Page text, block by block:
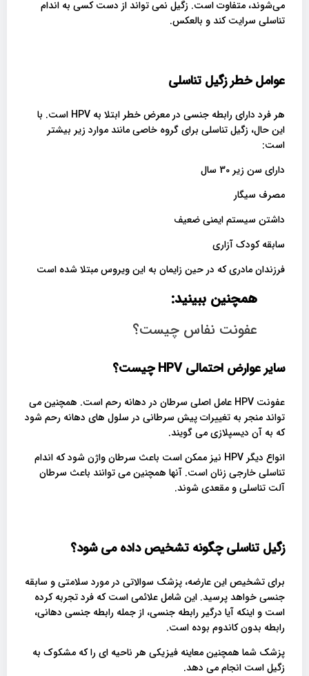
می‌شوند، متفاوت است. زگیل نمی تواند از دست کسی به اندام
تناسلی سرایت کند و بالعکس.
عوامل خطر زگیل تناسلی
هر فرد دارای رابطه جنسی در معرض خطر ابتلا به HPV است. با
این حال، زگیل تناسلی برای گروه خاصی مانند موارد زیر بیشتر
است:
دارای سن زیر 30 سال
مصرف سیگار
داشتن سیستم ایمنی ضعیف
سابقه کودک آزاری
فرزندان مادری که در حین زایمان به این ویروس مبتلا شده است
همچنین ببینید:
عفونت نفاس چیست؟
سایر عوارض احتمالیHPV چیست؟
عفونت HPV عامل اصلی سرطان در دهانه رحم است. همچنین می
تواند منجر به تغییرات پیش سرطانی در سلول های دهانه رحم شود
که به آن دیسپلازی می گویند.
انواع دیگر HPV نیز ممکن است باعث سرطان واژن شود که اندام
تناسلی خارجی زنان است. آنها همچنین می توانند باعث سرطان
آلت تناسلی و مقعدی شوند.
زگیل تناسلی چگونه تشخیص داده می شود؟
برای تشخیص این عارضه، پزشک سوالاتی در مورد سلامتی و سابقه
جنسی خواهد پرسید. این شامل علائمی است که فرد تجربه کرده
است و اینکه آیا درگیر رابطه جنسی، از جمله رابطه جنسی دهانی،
رابطه بدون کاندوم بوده است.
پزشک شما همچنین معاینه فیزیکی هر ناحیه ای را که مشکوک به
زگیل است انجام می دهد.